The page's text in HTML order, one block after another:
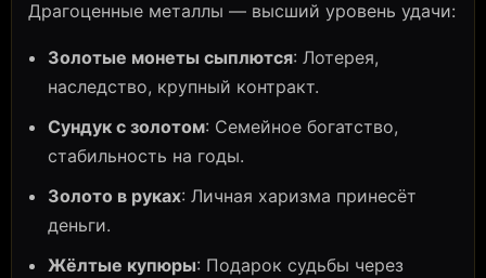
Драгоценные металлы — высший уровень удачи:
Золотые монеты сыплются: Лотерея,
наследство, крупный контракт.
Сундук с золотом: Семейное богатство,
стабильность на годы.
Золото в руках: Личная харизма принесёт
деньги.
Жёлтые купюры: Подарок судьбы через